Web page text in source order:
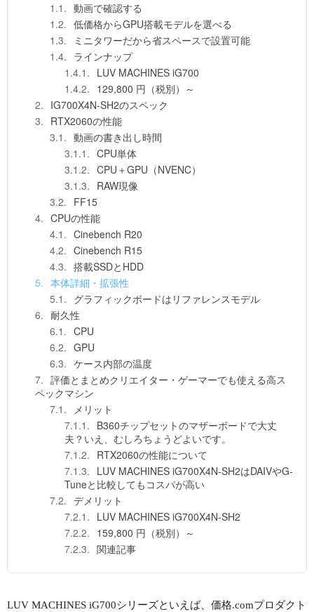
動画で確認する
低価格からGPU搭載モデルを選べる
ミニタワーだから省スペースで設置可能
ラインナップ
LUV MACHINES iG700
129,800 円（税別）～
IG700X4N-SH2のスペック
RTX2060の性能
動画の書き出し時間
CPU単体
CPU＋GPU（NVENC）
RAW現像
FF15
CPUの性能
Cinebench R20
Cinebench R15
搭載SSDとHDD
本体詳細・拡張性
グラフィックボードはリファレンスモデル
耐久性
CPU
GPU
ケース内部の温度
評価とまとめクリエイター・ゲーマーでも使える高ス
ペックマシン
メリット
B360チップセットのマザーボードで大丈
夫？いえ、むしろちょうどよいです。
RTX2060の性能について
LUV MACHINES iG700X4N-SH2はDAIVやG-
Tuneと比較してもコスパが高い
デメリット
LUV MACHINES iG700X4N-SH2
159,800 円（税別）～
関連記事
LUV MACHINES iG700シリーズといえば、価格.comプロダクト